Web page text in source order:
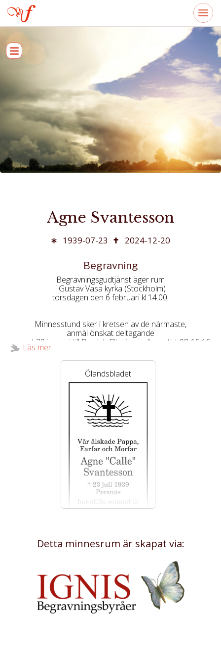
Agne Svantesson
1939-07-23 2024-12-20
Begravning
Begravningsgudtjänst äger rum
i Gustav Vasa kyrka (Stockholm)
torsdagen den 6 februari kl.14.00.
Minnesstund sker i kretsen av de närmaste,
anmäl önskat deltagande
senast 30 januari till Bardels@ignis.se alternativt 08-15 16
Istället för blommor,
tänk gärna på
Hjärt-Lugnfonden.
Läs mer
Ölandsbladet
Detta minnesrum är skapat via: